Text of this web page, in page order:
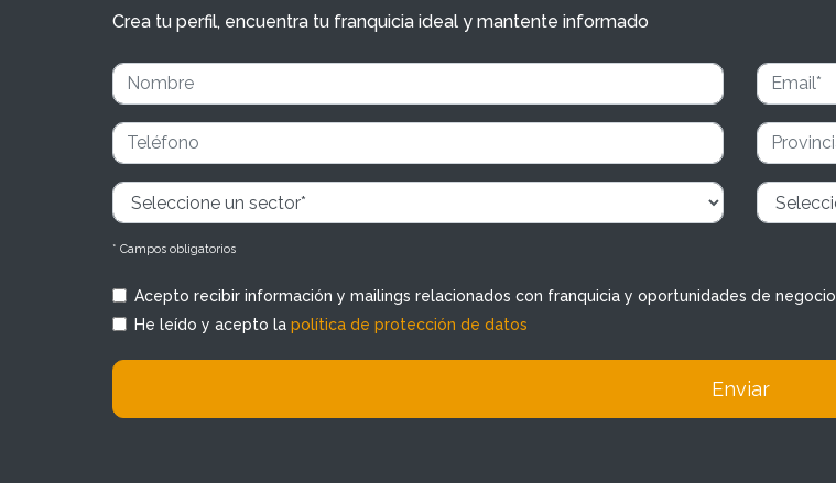
Crea tu perfil, encuentra tu franquicia ideal y mantente informado
* Campos obligatorios
Acepto recibir información y mailings relacionados con franquicia y oportunidades de negocio
He leído y acepto la política de protección de datos
Enviar